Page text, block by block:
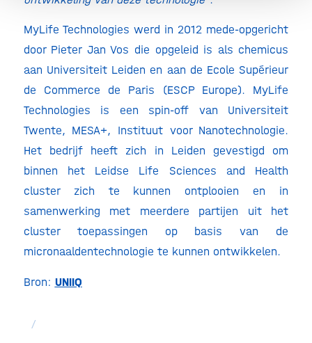
MyLife Technologies werd in 2012 mede-opgericht
door Pieter Jan Vos die opgeleid is als chemicus
aan Universiteit Leiden en aan de Ecole Supérieur
de Commerce de Paris (ESCP Europe). MyLife
Technologies is een spin-off van Universiteit
Twente, MESA+, Instituut voor Nanotechnologie.
Het bedrijf heeft zich in Leiden gevestigd om
binnen het Leidse Life Sciences and Health
cluster zich te kunnen ontplooien en in
samenwerking met meerdere partijen uit het
cluster toepassingen op basis van de
micronaaldentechnologie te kunnen ontwikkelen.
Bron: UNIIQ
/